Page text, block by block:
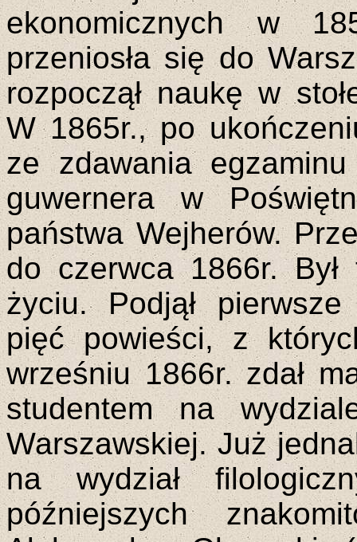
ekonomicznych w
przeniosła się do
rozpoczął naukę w
W 1865r., po
ze zdawania
guwernera w
państwa Wejherów.
do czerwca 1866r.
życiu. Podjął
pięć powieści, z
wrześniu 1866r. zdał
studentem na
Warszawskiej. Już
na wydział
późniejszych